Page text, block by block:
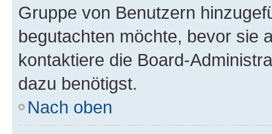
Gruppe von Benutzern
begutachten möchte, bevor sie
kontaktiere die Board-
dazu benötigst.
Nach oben